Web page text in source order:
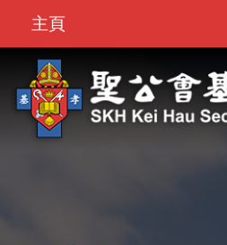
移至主內容
Bar
主頁